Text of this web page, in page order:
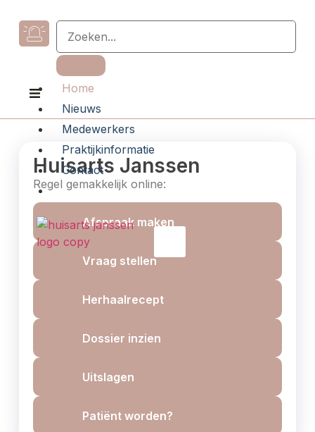
Home
Nieuws
Medewerkers
Praktijkinformatie
Contact
Huisarts Janssen
Regel gemakkelijk online:
Afspraak maken
Vraag stellen
Herhaalrecept
Dossier inzien
Uitslagen
Patiënt worden?